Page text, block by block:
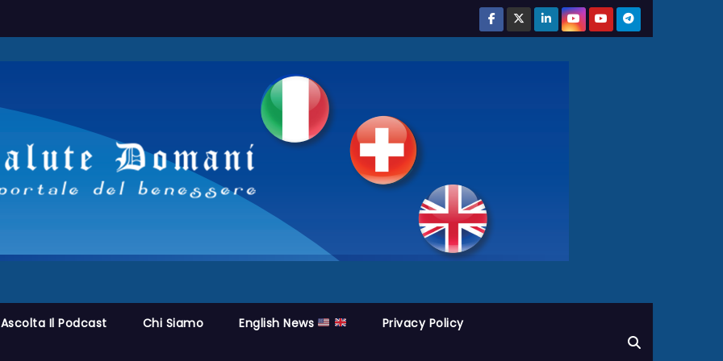
Ascolta Il Podcast Chi Siamo English News Privacy Policy